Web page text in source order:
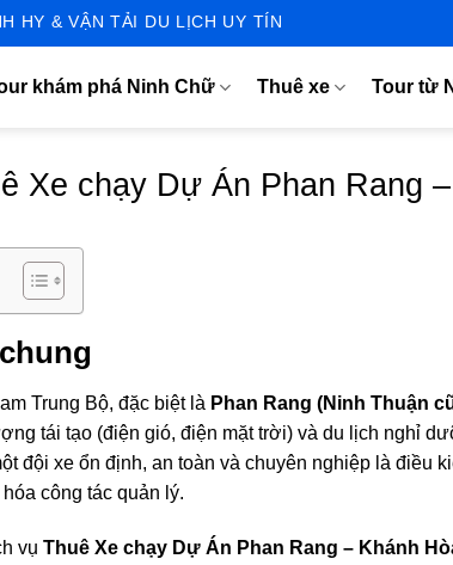
HY & VẬN TẢI DU LỊCH UY TÍN
khám phá Ninh Chữ Thuê xe Tour từ
Xe chạy Dự Án Phan Rang
Trung Bộ, đặc biệt là Phan Rang (Ninh Thuận
tái tạo (điện gió, điện mặt trời) và du lịch nghỉ
đội xe ổn định, an toàn và chuyên nghiệp là
công tác quản lý.
vụ Thuê Xe chạy Dự Án Phan Rang – Khánh